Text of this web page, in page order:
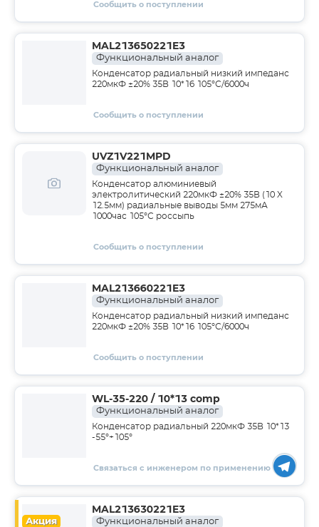
Сообщить о поступлении
MAL213650221E3
Функциональный аналог
Конденсатор радиальный низкий импеданс
220мкФ ±20% 35В 10*16 105°С/6000ч
Сообщить о поступлении
UVZ1V221MPD
Функциональный аналог
Конденсатор алюминиевый
электролитический 220мкФ ±20% 35В (10 X
12.5мм) радиальные выводы 5мм 275мА
1000час 105°С россыпь
Сообщить о поступлении
MAL213660221E3
Функциональный аналог
Конденсатор радиальный низкий импеданс
220мкФ ±20% 35В 10*16 105°С/6000ч
Сообщить о поступлении
WL-35-220 / 10*13 comp
Функциональный аналог
Конденсатор радиальный 220мкФ 35В 10*13
-55°+105°
Связаться с инженером по применению
Акция
MAL213630221E3
Функциональный аналог